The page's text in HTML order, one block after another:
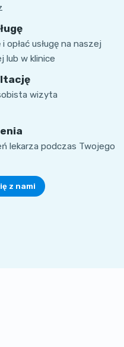
usługę na naszej
lub w klinice
wizyta
lekarza podczas Twojego
z nami